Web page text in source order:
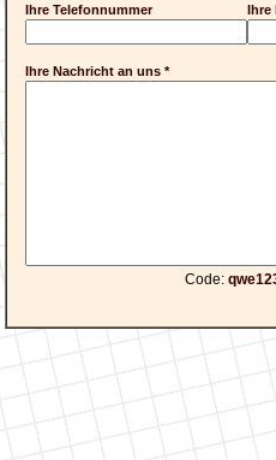
Ihre Telefonnummer
Ihre Nachricht an uns *
Code: